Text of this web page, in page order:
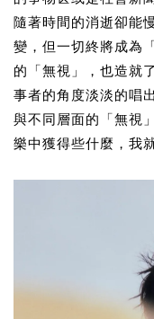
隨著時間的消逝卻能
變，但一切終將成為
的「無視」，也造就
事者的角度淡淡的唱
與不同層面的「無視
樂中獲得些什麼，我